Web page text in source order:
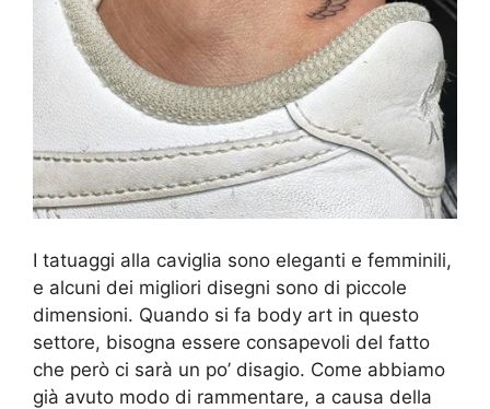
I tatuaggi alla caviglia sono eleganti e femminili,
e alcuni dei migliori disegni sono di piccole
dimensioni. Quando si fa body art in questo
settore, bisogna essere consapevoli del fatto
che però ci sarà un po’ disagio. Come abbiamo
già avuto modo di rammentare, a causa della